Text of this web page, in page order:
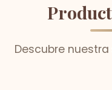
Descubre